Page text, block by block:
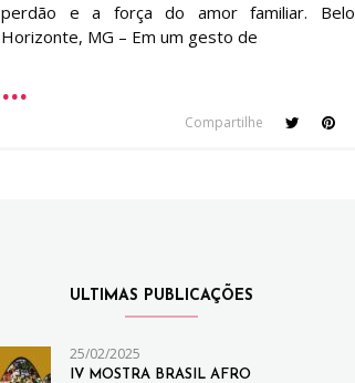
perdão e a força do amor familiar. Belo
Horizonte, MG – Em um gesto de
Compartilhe
ULTIMAS PUBLICAÇÕES
25/02/2025
IV MOSTRA BRASIL AFRO